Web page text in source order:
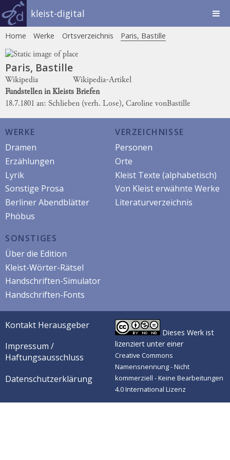
kleist-digital
Home Werke Ortsverzeichnis Paris, Bastille
Paris, Bastille
Wikipedia
Wikipedia-Artikel
Fundstellen in Kleists Briefen
18.7.1801 an: Schlieben (verh. Lose), Caroline vonBastille
WERKE
Dramen
Erzählungen
Lyrik
Sonstige Prosa
Berliner Abendblätter
Phöbus
VERZEICHNISSE
Personen
Orte
Kleist Texte (alphabetisch)
Von Kleist erwähnte Werke
Literaturverzeichnis
SONSTIGES
Über die Edition
Kleist-Wörter-Rätsel
Handschriften-Simulator
Handschriften-Fonts
Kontakt Herausgeber
Impressum /
Haftungsausschluss
Datenschutzerklärung
Dieses Werk ist
lizenziert unter einer
Creative Commons
Namensnennung - Nicht
kommerziell - Keine Bearbeitungen
4.0 International Lizenz